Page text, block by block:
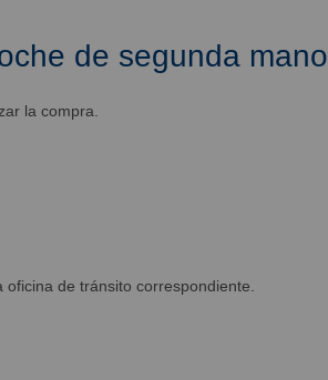
de segunda mano
la compra.
de tránsito correspondiente.